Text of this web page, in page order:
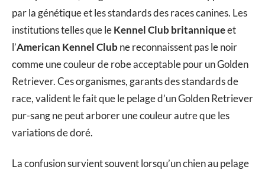
par la génétique et les standards des races canines. Les
institutions telles que leKennel Club britanniqueet
l’American Kennel Clubne reconnaissent pas le noir
comme une couleur de robe acceptable pour un Golden
Retriever. Ces organismes, garants des standards de
race, valident le fait que le pelage d’un Golden Retriever
pur-sang ne peut arborer une couleur autre que les
variations de doré.
La confusion survient souvent lorsqu’un chien au pelage